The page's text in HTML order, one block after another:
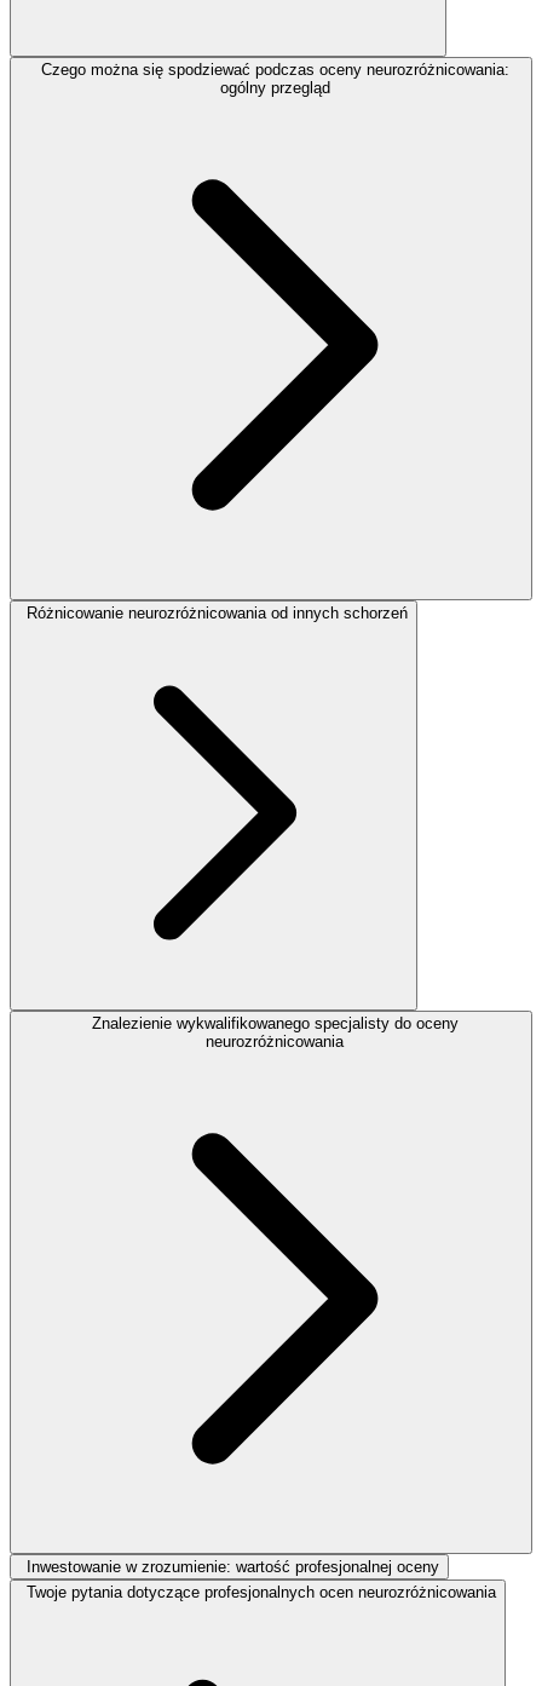
Czego można się spodziewać podczas oceny neurozróżnicowania:
ogólny przegląd
Różnicowanie neurozróżnicowania od innych schorzeń
Znalezienie wykwalifikowanego specjalisty do oceny
neurozróżnicowania
Inwestowanie w zrozumienie: wartość profesjonalnej oceny
Twoje pytania dotyczące profesjonalnych ocen neurozróżnicowania